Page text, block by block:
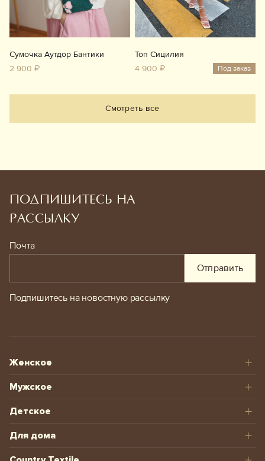
Сумочка Аутдор Бантики
2 900 ₽
Топ Сицилия
4 900 ₽
Под заказ
Смотреть все
ПОДПИШИТЕСЬ НА
РАССЫЛКУ
Почта
Отправить
Подпишитесь на новостную рассылку
Женское
Мужское
Детское
Для дома